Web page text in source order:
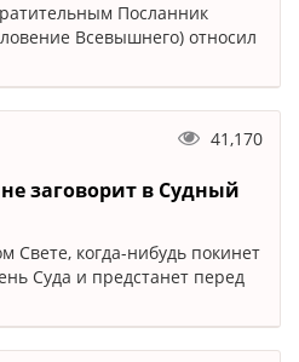
Посланник
Всевышнего) относил
41,170
заговорит в Судный
Свете, когда-нибудь покинет
Суда и предстанет перед